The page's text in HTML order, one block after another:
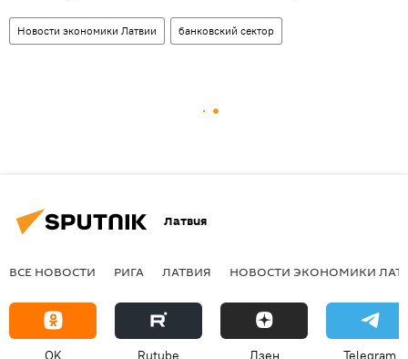
Новости экономики Латвии банковский сектор
Латвия
ВСЕ НОВОСТИ РИГА ЛАТВИЯ НОВОСТИ ЭКОНОМИКИ
OK Rutube Дзен Telegram